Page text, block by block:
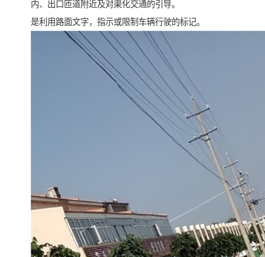
内、出口匝道附近及对渠化交通的引导。
是利用路面文字，指示或限制车辆行驶的标记。